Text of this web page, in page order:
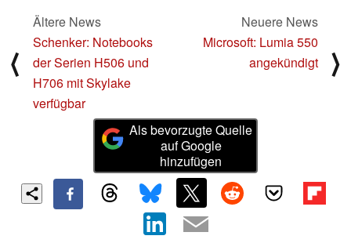
⟨
Ältere News
Schenker: Notebooks
der Serien H506 und
H706 mit Skylake
verfügbar
Neuere News
Microsoft: Lumia 550
angekündigt
⟩
Als bevorzugte Quelle
auf Google
hinzufügen